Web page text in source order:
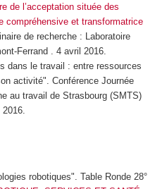
de l’acceptation située des
compréhensive et transformatrice
de recherche : Laboratoire
Ferrand . 4 avril 2016.
dans le travail : entre ressources
activité". Conférence Journée
au travail de Strasbourg (SMTS)
2016.
robotiques". Table Ronde 28°